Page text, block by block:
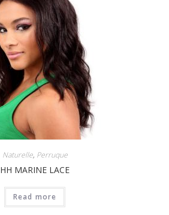
Naturelle, Perruque
HH MARINE LACE
Read more